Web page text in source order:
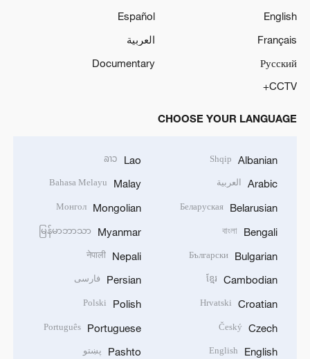
English
Español
Français
العربية
Русский
Documentary
CCTV+
CHOOSE YOUR LANGUAGE
Albanian
Shqip
Arabic العربية
Belarusian
Беларуская
Bengali
বাংলা
Bulgarian
Български
Cambodian
ខ្មែរ
Croatian
Hrvatski
Czech
Český
English
English
Lao
ລາວ
Malay
Bahasa Melayu
Mongolian
Монгол
Myanmar
မြန်မာဘာသာ
Nepali
नेपाली
Persian فارسی
Polish
Polski
Portuguese
Português
Pashto پښتو